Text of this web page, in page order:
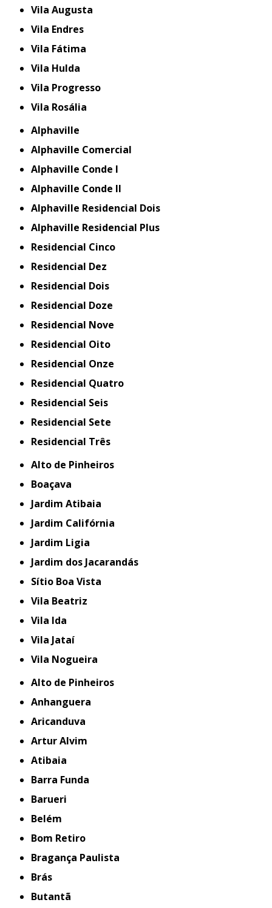
Vila Augusta
Vila Endres
Vila Fátima
Vila Hulda
Vila Progresso
Vila Rosália
Alphaville
Alphaville Comercial
Alphaville Conde I
Alphaville Conde II
Alphaville Residencial Dois
Alphaville Residencial Plus
Residencial Cinco
Residencial Dez
Residencial Dois
Residencial Doze
Residencial Nove
Residencial Oito
Residencial Onze
Residencial Quatro
Residencial Seis
Residencial Sete
Residencial Três
Alto de Pinheiros
Boaçava
Jardim Atibaia
Jardim Califórnia
Jardim Ligia
Jardim dos Jacarandás
Sítio Boa Vista
Vila Beatriz
Vila Ida
Vila Jataí
Vila Nogueira
Alto de Pinheiros
Anhanguera
Aricanduva
Artur Alvim
Atibaia
Barra Funda
Barueri
Belém
Bom Retiro
Bragança Paulista
Brás
Butantã